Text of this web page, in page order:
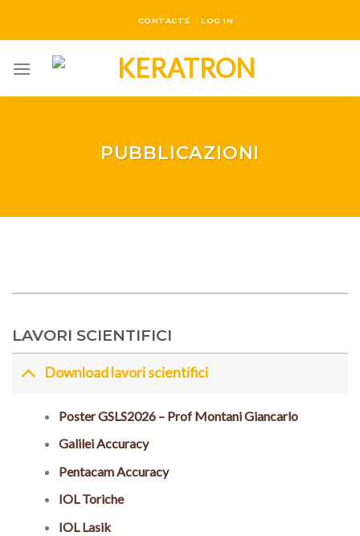
CONTACTS LOG IN
PUBBLICAZIONI
LAVORI SCIENTIFICI
Download lavori scientifici
Poster GSLS2026 – Prof Montani Giancarlo
Galilei Accuracy
Pentacam Accuracy
IOL Toriche
IOL Lasik